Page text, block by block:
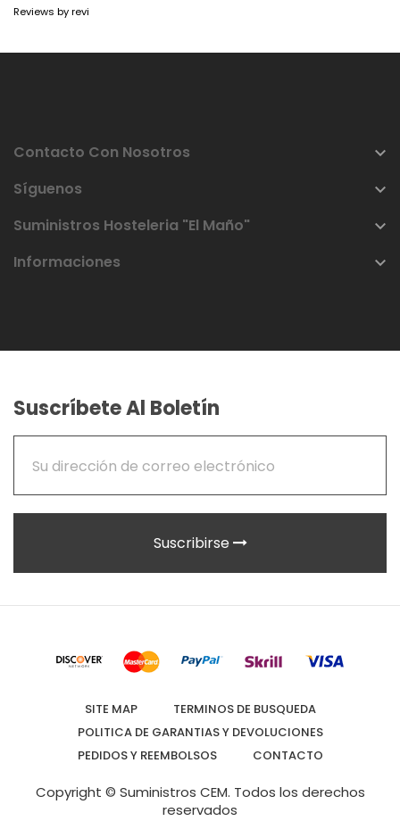
Reviews byrevi
Contacto Con Nosotros 
Síguenos 
Suministros Hosteleria "El Maño" 
Informaciones 
Suscríbete Al Boletín
Suscribirse
SITE MAP
TERMINOS DE BUSQUEDA
POLITICA DE GARANTIAS Y DEVOLUCIONES
PEDIDOS Y REEMBOLSOS
CONTACTO
Copyright © Suministros CEM. Todos los derechos
reservados